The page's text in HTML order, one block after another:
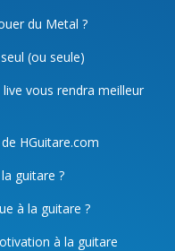
du Metal ?
(ou seule)
vous rendra meilleur
HGuitare.com
guitare ?
à la guitare ?
à la guitare